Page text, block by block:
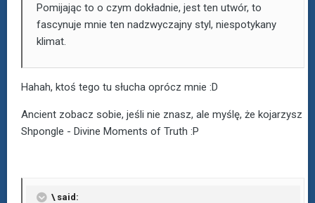
Pomijając to o czym dokładnie, jest ten utwór, to
fascynuje mnie ten nadzwyczajny styl, niespotykany
klimat.
Hahah, ktoś tego tu słucha oprócz mnie :D
Ancient zobacz sobie, jeśli nie znasz, ale myślę, że kojarzysz
Shpongle - Divine Moments of Truth :P
\ said: